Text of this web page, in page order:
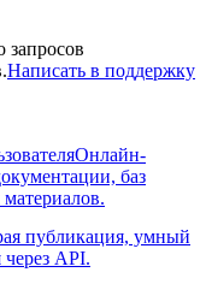
запросов
Написать в поддержку
Онлайн-
баз
публикация, умный
API.